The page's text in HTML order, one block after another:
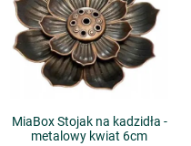
MiaBox Stojak na kadzidła -
metalowy kwiat 6cm